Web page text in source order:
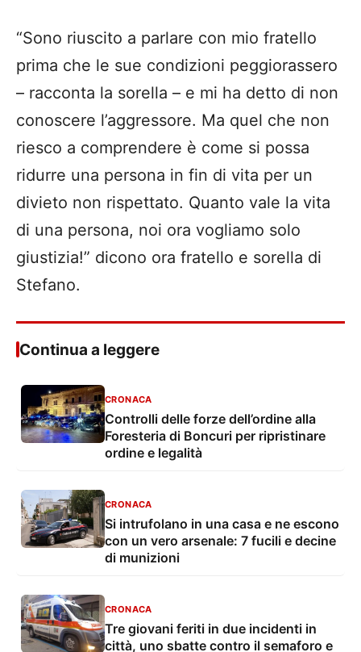
“Sono riuscito a parlare con mio fratello
prima che le sue condizioni peggiorassero
– racconta la sorella – e mi ha detto di non
conoscere l’aggressore. Ma quel che non
riesco a comprendere è come si possa
ridurre una persona in fin di vita per un
divieto non rispettato. Quanto vale la vita
di una persona, noi ora vogliamo solo
giustizia!” dicono ora fratello e sorella di
Stefano.
Continua a leggere
CRONACA
Controlli delle forze dell’ordine alla
Foresteria di Boncuri per ripristinare
ordine e legalità
CRONACA
Si intrufolano in una casa e ne escono
con un vero arsenale: 7 fucili e decine
di munizioni
CRONACA
Tre giovani feriti in due incidenti in
città, uno sbatte contro il semaforo e